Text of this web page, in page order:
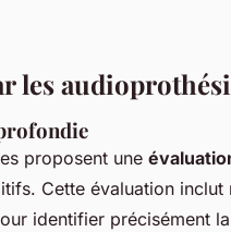
les
proposent une
Cette évaluation inclut
identifier précisément